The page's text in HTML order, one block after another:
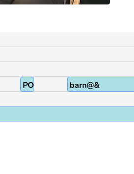
POSS1 barn@&